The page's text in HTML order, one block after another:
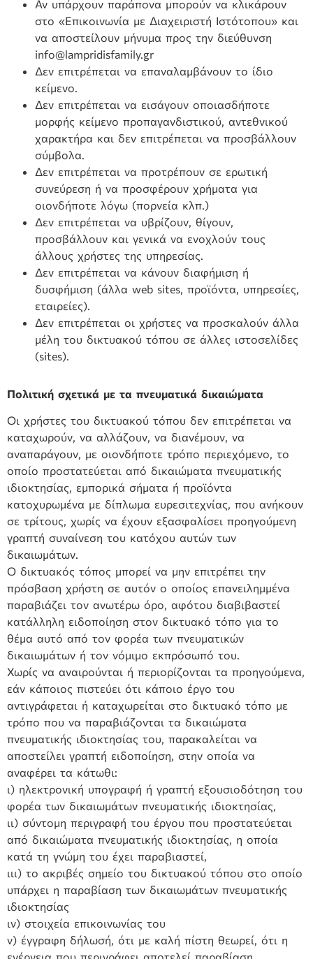
Αν υπάρχουν παράπονα μπορούν να κλικάρουν
στο «Επικοινωνία με Διαχειριστή Ιστότοπου» και
να αποστείλουν μήνυμα προς την διεύθυνση
info@lampridisfamily.gr
Δεν επιτρέπεται να επαναλαμβάνουν το ίδιο
κείμενο.
Δεν επιτρέπεται να εισάγουν οποιασδήποτε
μορφής κείμενο προπαγανδιστικού, αντεθνικού
χαρακτήρα και δεν επιτρέπεται να προσβάλλουν
σύμβολα.
Δεν επιτρέπεται να προτρέπουν σε ερωτική
συνεύρεση ή να προσφέρουν χρήματα για
οιονδήποτε λόγω (πορνεία κλπ.)
Δεν επιτρέπεται να υβρίζουν, θίγουν,
προσβάλλουν και γενικά να ενοχλούν τους
άλλους χρήστες της υπηρεσίας.
Δεν επιτρέπεται να κάνουν διαφήμιση ή
δυσφήμιση (άλλα web sites, προϊόντα, υπηρεσίες,
εταιρείες).
Δεν επιτρέπεται οι χρήστες να προσκαλούν άλλα
μέλη του δικτυακού τόπου σε άλλες ιστοσελίδες
(sites).
Πολιτική σχετικά με τα πνευματικά δικαιώματα
Οι χρήστες του δικτυακού τόπου δεν επιτρέπεται να
καταχωρούν, να αλλάζουν, να διανέμουν, να
αναπαράγουν, με οιονδήποτε τρόπο περιεχόμενο, το
οποίο προστατεύεται από δικαιώματα πνευματικής
ιδιοκτησίας, εμπορικά σήματα ή προϊόντα
κατοχυρωμένα με δίπλωμα ευρεσιτεχνίας, που ανήκουν
σε τρίτους, χωρίς να έχουν εξασφαλίσει προηγούμενη
γραπτή συναίνεση του κατόχου αυτών των
δικαιωμάτων.
Ο δικτυακός τόπος μπορεί να μην επιτρέπει την
πρόσβαση χρήστη σε αυτόν ο οποίος επανειλημμένα
παραβιάζει τον ανωτέρω όρο, αφότου διαβιβαστεί
κατάλληλη ειδοποίηση στον δικτυακό τόπο για το
θέμα αυτό από τον φορέα των πνευματικών
δικαιωμάτων ή τον νόμιμο εκπρόσωπό του.
Χωρίς να αναιρούνται ή περιορίζονται τα προηγούμενα,
εάν κάποιος πιστεύει ότι κάποιο έργο του
αντιγράφεται ή καταχωρείται στο δικτυακό τόπο με
τρόπο που να παραβιάζονται τα δικαιώματα
πνευματικής ιδιοκτησίας του, παρακαλείται να
αποστείλει γραπτή ειδοποίηση, στην οποία να
αναφέρει τα κάτωθι:
ι) ηλεκτρονική υπογραφή ή γραπτή εξουσιοδότηση του
φορέα των δικαιωμάτων πνευματικής ιδιοκτησίας,
ιι) σύντομη περιγραφή του έργου που προστατεύεται
από δικαιώματα πνευματικής ιδιοκτησίας, η οποία
κατά τη γνώμη του έχει παραβιαστεί,
ιιι) το ακριβές σημείο του δικτυακού τόπου στο οποίο
υπάρχει η παραβίαση των δικαιωμάτων πνευματικής
ιδιοκτησίας
ιν) στοιχεία επικοινωνίας του
ν) έγγραφη δήλωσή, ότι με καλή πίστη θεωρεί, ότι η